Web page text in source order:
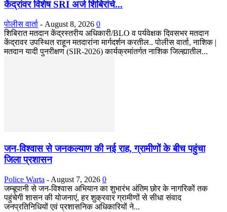
केंद्रांवर विशेष SRI अर्ज शिबिरांचे...
पोलीस वार्ता - August 8, 2026 0
शिबिरात मतदान केंद्रस्तरीय अधिकारी/BLO व पर्यवेक्षक दिवसभर मतदान
केंद्रावर उपस्थित राहून मतदारांना मार्गदर्शन करतील.. पोलीस वार्ता, नाशिक |
मतदान यादी पुनरीक्षण (SIR-2026) कार्यक्रमांतर्गत नाशिक जिल्ह्यातील...
जन-विश्वास से जनकल्याण की नई राह, ग्रामीणों के बीच पहुंचा
जिला प्रशासन
Police Warta - August 7, 2026 0
जम्बूपानी से जन-विश्वास अभियान का शुभारंभ अंतिम छोर के नागरिकों तक
पहुंचेगी शासन की योजनाएं, हर शुक्रवार ग्रामीणों से सीधा संवाद
जनप्रतिनिधियों एवं प्रशासनिक अधिकारियों ने...